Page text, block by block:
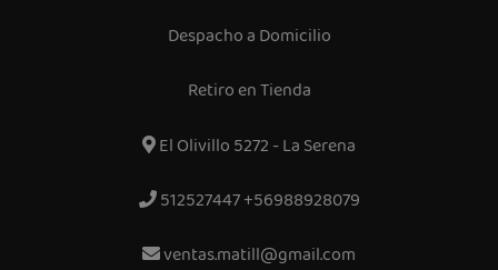
Despacho a Domicilio
Retiro en Tienda
El Olivillo 5272 - La Serena
512527447 +56988928079
ventas.matill@gmail.com